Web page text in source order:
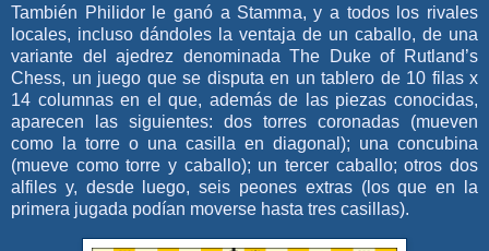
También Philidor le ganó a Stamma, y a todos los rivales
locales, incluso dándoles la ventaja de un caballo, de una
variante del ajedrez denominada The Duke of Rutland’s
Chess, un juego que se disputa en un tablero de 10 filas x
14 columnas en el que, además de las piezas conocidas,
aparecen las siguientes: dos torres coronadas (mueven
como la torre o una casilla en diagonal); una concubina
(mueve como torre y caballo); un tercer caballo; otros dos
alfiles y, desde luego, seis peones extras (los que en la
primera jugada podían moverse hasta tres casillas).